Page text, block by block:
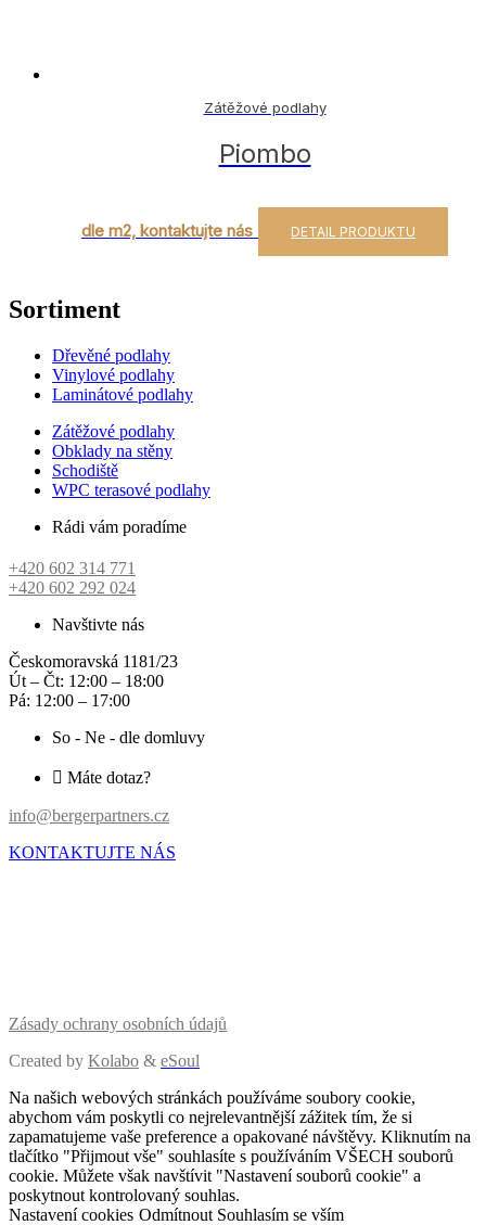
Zátěžové podlahy
Piombo
dle m2, kontaktujte nás DETAIL PRODUKTU
Sortiment
Dřevěné podlahy
Vinylové podlahy
Laminátové podlahy
Zátěžové podlahy
Obklady na stěny
Schodiště
WPC terasové podlahy
Rádi vám poradíme
+420 602 314 771
+420 602 292 024
Navštivte nás
Českomoravská 1181/23
Út – Čt: 12:00 – 18:00
Pá: 12:00 – 17:00
So - Ne - dle domluvy
Máte dotaz?
info@bergerpartners.cz
KONTAKTUJTE NÁS
Zásady ochrany osobních údajů
Created by Kolabo & eSoul
Na našich webových stránkách používáme soubory cookie,
abychom vám poskytli co nejrelevantnější zážitek tím, že si
zapamatujeme vaše preference a opakované návštěvy. Kliknutím na
tlačítko "Přijmout vše" souhlasíte s používáním VŠECH souborů
cookie. Můžete však navštívit "Nastavení souborů cookie" a
poskytnout kontrolovaný souhlas.
Nastavení cookies Odmítnout Souhlasím se vším